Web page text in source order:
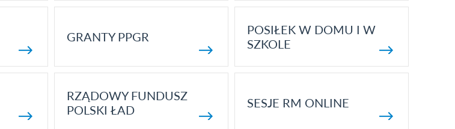
GRANTY PPGR
POSIŁEK W DOMU I W
SZKOLE
RZĄDOWY FUNDUSZ
POLSKI ŁAD
SESJE RM ONLINE